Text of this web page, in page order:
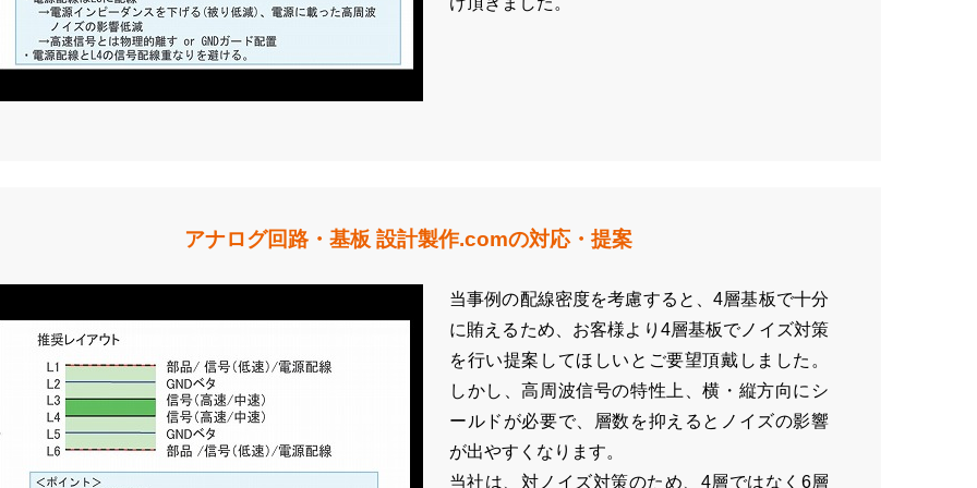
アナログ回路・基板 設計製作.comの対応・提案
当事例の配線密度を考慮すると、4層基板で十分
に賄えるため、お客様より4層基板でノイズ対策
を行い提案してほしいとご要望頂戴しました。
しかし、高周波信号の特性上、横・縦方向にシ
ールドが必要で、層数を抑えるとノイズの影響
が出やすくなります。
当社は、対ノイズ対策のため、4層ではなく6層